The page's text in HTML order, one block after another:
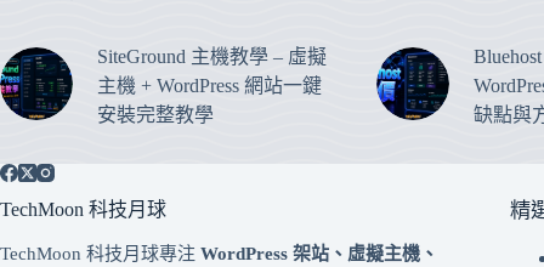
SiteGround 主機教學 – 虛擬
主機 + WordPress 網站一鍵
安裝完整教學
缺點與
TechMoon 科技月球
TechMoon 科技月球專注 WordPress 架站、虛擬主機、
精